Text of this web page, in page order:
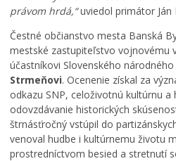
právom hrdá,“uviedol primátor Ján
Čestné občianstvo mesta Banská
mestské zastupiteľstvo vojnovému
účastníkovi Slovenského
Strmeňovi. Ocenenie získal za
odkazu SNP, celoživotnú kultúrnu a
odovzdávanie historických
štrnásťročný vstúpil do
venoval hudbe i kultúrnemu životu
prostredníctvom besied a stretnutí